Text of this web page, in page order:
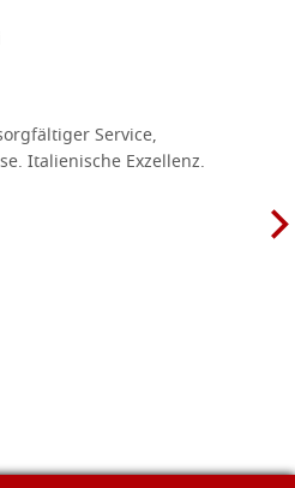
Service,
Italienische Exzellenz.